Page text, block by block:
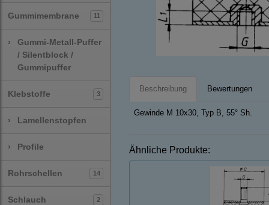
Gummimembrane 11
›
Gummi-Metall-Puffer
/ Silentblock /
Gummipuffer
Klebstoffe 3
› Lamellenstopfen
› Profile
Rohrschellen 14
Schlauch 2
Beschreibung Bewertungen
Gewinde M 10x30, Typ B, 55° Sh.
Ähnliche Produkte: